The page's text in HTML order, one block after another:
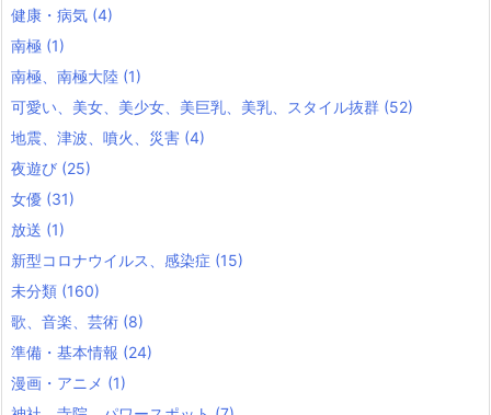
健康・病気 (4)
南極 (1)
南極、南極大陸 (1)
可愛い、美女、美少女、美巨乳、美乳、スタイル抜群 (52)
地震、津波、噴火、災害 (4)
夜遊び (25)
女優 (31)
放送 (1)
新型コロナウイルス、感染症 (15)
未分類 (160)
歌、音楽、芸術 (8)
準備・基本情報 (24)
漫画・アニメ (1)